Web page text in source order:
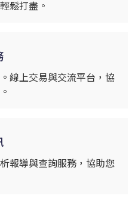
鬆打盡。
線上交易與交流平台，協
報導與查詢服務，協助您